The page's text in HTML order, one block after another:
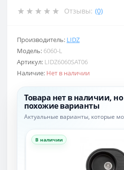
Отзывы: (0)
Производитель: LIDZ
Модель: 6060-L
Артикул: LIDZ6060SAT06
Наличие: Нет в наличии
Товара нет в наличии,
похожие варианты
Актуальные варианты, которые
В наличии